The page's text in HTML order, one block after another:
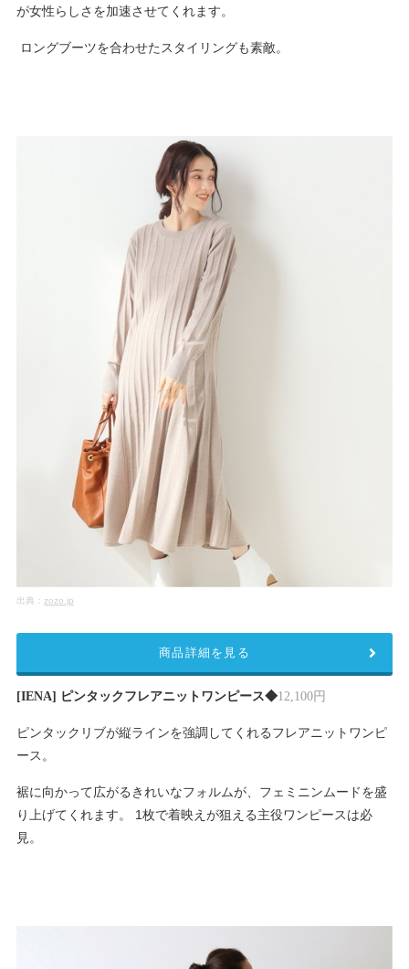
が女性らしさを加速させてくれます。
ロングブーツを合わせたスタイリングも素敵。
出典： zozo.jp
[IENA] ピンタックフレアニットワンピース◆12,100円
ピンタックリブが縦ラインを強調してくれるフレアニットワンピ
ース。
裾に向かって広がるきれいなフォルムが、フェミニンムードを盛
り上げてくれます。 1枚で着映えが狙える主役ワンピースは必
見。
商品詳細を見る